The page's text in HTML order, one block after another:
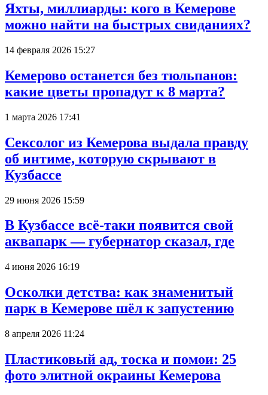
Яхты, миллиарды: кого в Кемерове
можно найти на быстрых свиданиях?
14 февраля 2026 15:27
Кемерово останется без тюльпанов:
какие цветы пропадут к 8 марта?
1 марта 2026 17:41
Сексолог из Кемерова выдала правду
об интиме, которую скрывают в
Кузбассе
29 июня 2026 15:59
В Кузбассе всё-таки появится свой
аквапарк — губернатор сказал, где
4 июня 2026 16:19
Осколки детства: как знаменитый
парк в Кемерове шёл к запустению
8 апреля 2026 11:24
Пластиковый ад, тоска и помои: 25
фото элитной окраины Кемерова